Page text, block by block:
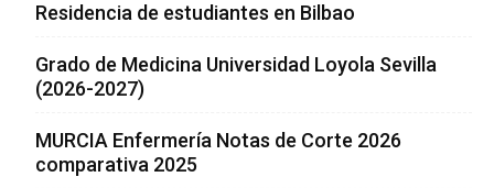
Residencia de estudiantes en Bilbao
Grado de Medicina Universidad Loyola Sevilla
(2026-2027)
MURCIA Enfermería Notas de Corte 2026
comparativa 2025